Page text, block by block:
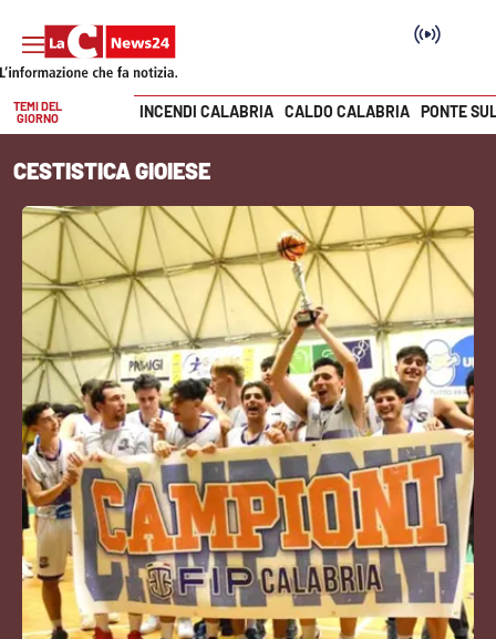
SEZIONI
Cronaca
Politica
Attualità
Economia e lavoro
Italia Mondo
Sanità
Sport
Cultura
Vai
TEMI DEL
GIORNO
INCENDI CALABRIA CALDO CALABRIA PONTE
CESTISTICA GIOIESE